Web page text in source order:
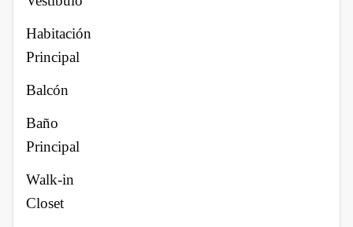
Habitación
Principal
Balcón
Baño
Principal
Walk-in
Closet